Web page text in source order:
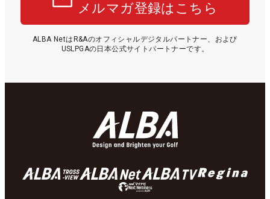
メルマガ登録はこちら
ALBA NetはR&Aのオフィシャルデジタルパートナー、および
USLPGAの日本公式サイトパートナーです。